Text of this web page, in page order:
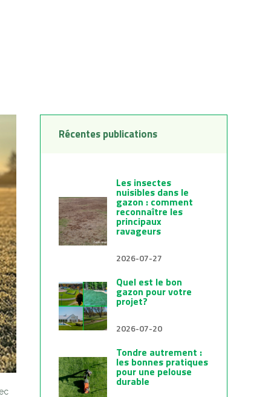
Récentes publications
Les insectes
nuisibles dans le
gazon : comment
reconnaître les
principaux
ravageurs
2026-07-27
Quel est le bon
gazon pour votre
projet?
2026-07-20
Tondre autrement :
les bonnes pratiques
pour une pelouse
durable